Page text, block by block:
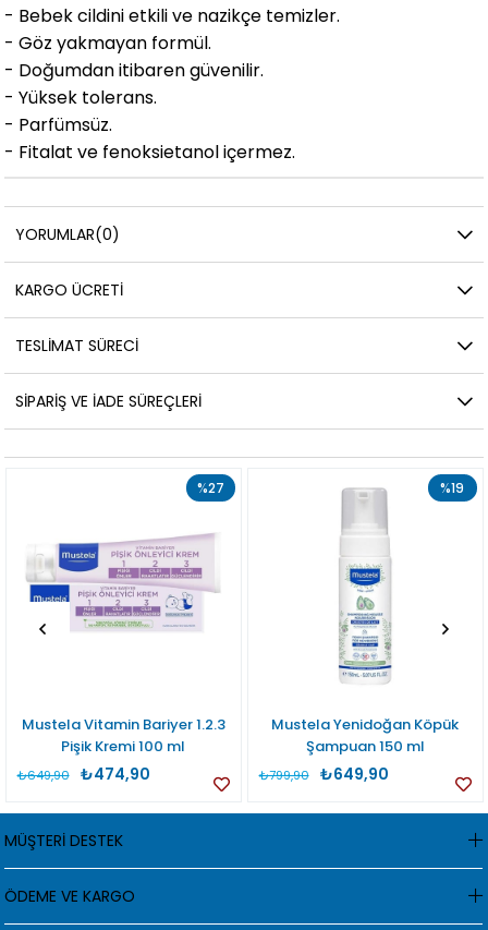
- Bebek cildini etkili ve nazikçe temizler.
- Göz yakmayan formül.
- Doğumdan itibaren güvenilir.
- Yüksek tolerans.
- Parfümsüz.
- Fitalat ve fenoksietanol içermez.
YORUMLAR(0)
KARGO ÜCRETI
TESLIMAT SÜRECI
SIPARIŞ VE İADE SÜREÇLERI
Mustela Vitamin Bariyer 1.2.3
Pişik Kremi 100 ml
₺474,90
₺649,90
%27
Mustela Yenidoğan Köpük
Şampuan 150 ml
₺649,90
₺799,90
%19
MÜŞTERİ DESTEK
ÖDEME VE KARGO